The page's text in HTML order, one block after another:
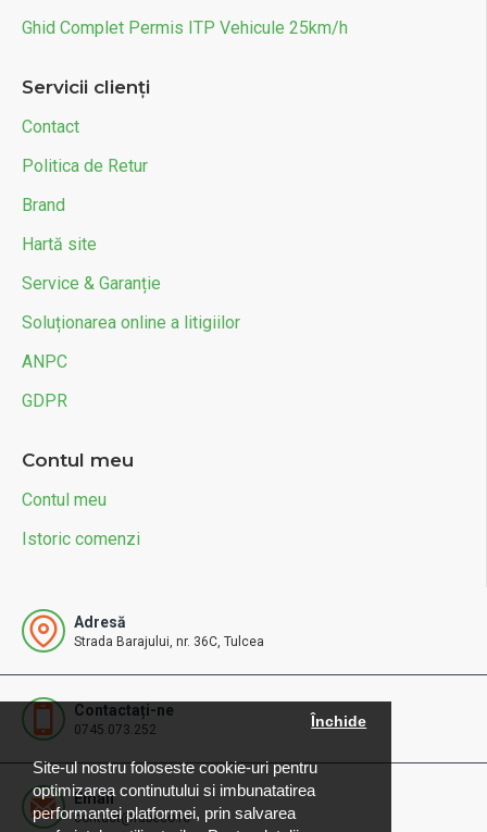
Site-ul nostru foloseste cookie-uri pentru
optimizarea continutului si imbunatatirea
performantei platformei, prin salvarea
Închide
Ghid Complet Permis ITP Vehicule 25km/h
Servicii clienți
Contact
Politica de Retur
Brand
Hartă site
Service & Garanție
Soluționarea online a litigiilor
ANPC
GDPR
Contul meu
Contul meu
Istoric comenzi
Adresă
Strada Barajului, nr. 36C, Tulcea
Contactați-ne
0745.073.252
Email
contact@rdbeco.ro